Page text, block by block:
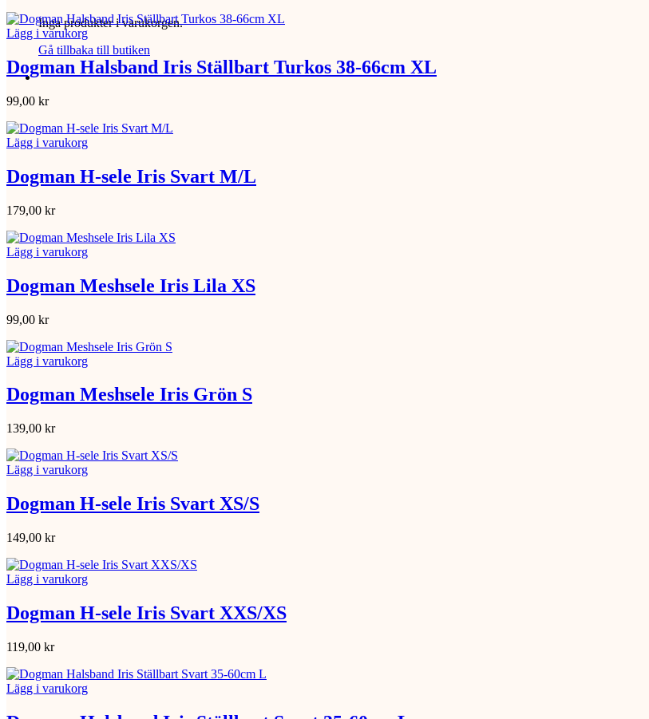
Inga produkter i varukorgen.
Gå tillbaka till butiken
Lägg i varukorg
Dogman Halsband Iris Ställbart Turkos 38-66cm XL
99,00 kr
Lägg i varukorg
Dogman H-sele Iris Svart M/L
179,00 kr
Lägg i varukorg
Dogman Meshsele Iris Lila XS
99,00 kr
Lägg i varukorg
Dogman Meshsele Iris Grön S
139,00 kr
Lägg i varukorg
Dogman H-sele Iris Svart XS/S
149,00 kr
Lägg i varukorg
Dogman H-sele Iris Svart XXS/XS
119,00 kr
Lägg i varukorg